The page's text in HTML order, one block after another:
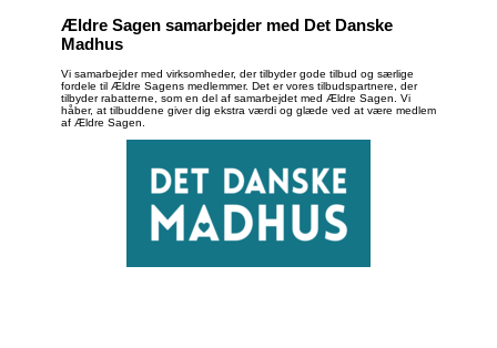
Ældre Sagen samarbejder med Det Danske
Madhus
Vi samarbejder med virksomheder, der tilbyder gode tilbud og særlige
fordele til Ældre Sagens medlemmer. Det er vores tilbudspartnere, der
tilbyder rabatterne, som en del af samarbejdet med Ældre Sagen. Vi
håber, at tilbuddene giver dig ekstra værdi og glæde ved at være medlem
af Ældre Sagen.